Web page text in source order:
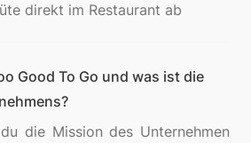
direkt im Restaurant ab
Good To Go und was ist die
die Mission des Unternehmen